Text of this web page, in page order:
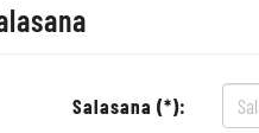
Salasana (*):